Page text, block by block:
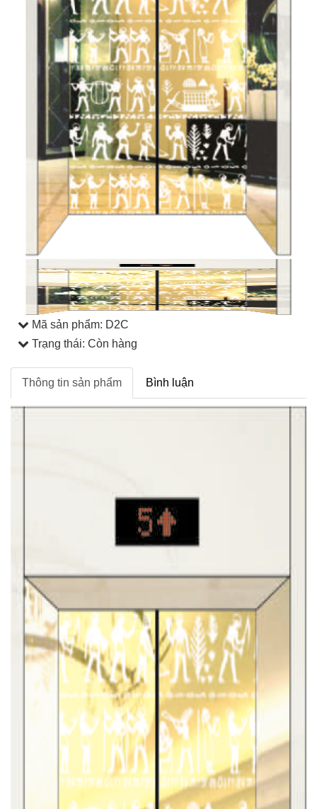
Mã sản phẩm: D2C
Trạng thái: Còn hàng
Thông tin sản phẩm Bình luận